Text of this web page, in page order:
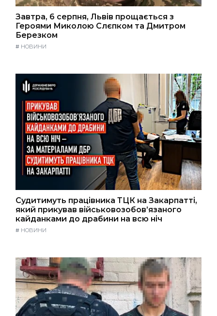
Завтра, 6 серпня, Львів прощається з
Героями Миколою Слєпком та Дмитром
Березком
# НОВИНИ
Судитимуть працівника ТЦК на Закарпатті,
який прикував військовозобов’язаного
кайданками до драбини на всю ніч
# НОВИНИ